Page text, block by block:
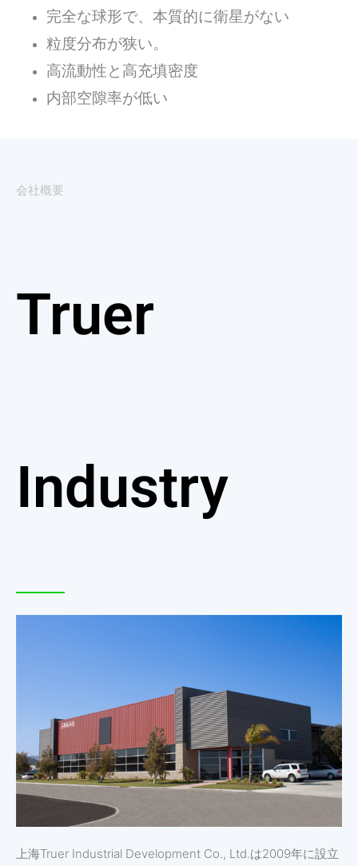
完全な球形で、本質的に衛星がない
粒度分布が狭い。
高流動性と高充填密度
内部空隙率が低い
会社概要
Truer
Industry
上海Truer Industrial Development Co., Ltd.は2009年に設立